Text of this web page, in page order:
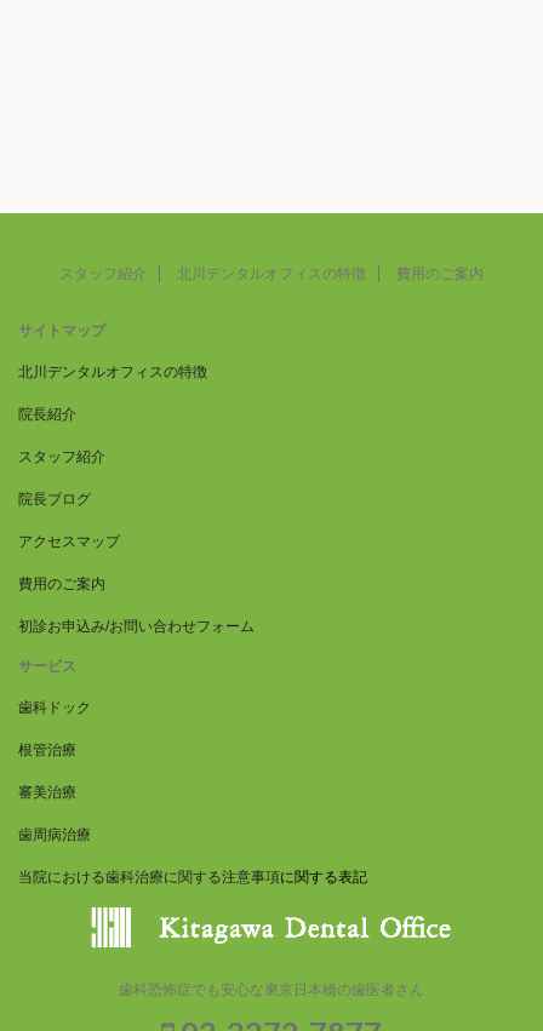
スタッフ紹介 北川デンタルオフィスの特徴 費用のご案内
サイトマップ
北川デンタルオフィスの特徴
院長紹介
スタッフ紹介
院長ブログ
アクセスマップ
費用のご案内
初診お申込み/お問い合わせフォーム
サービス
歯科ドック
根管治療
審美治療
歯周病治療
当院における歯科治療に関する注意事項に関する表記
歯科恐怖症でも安心な東京日本橋の歯医者さん